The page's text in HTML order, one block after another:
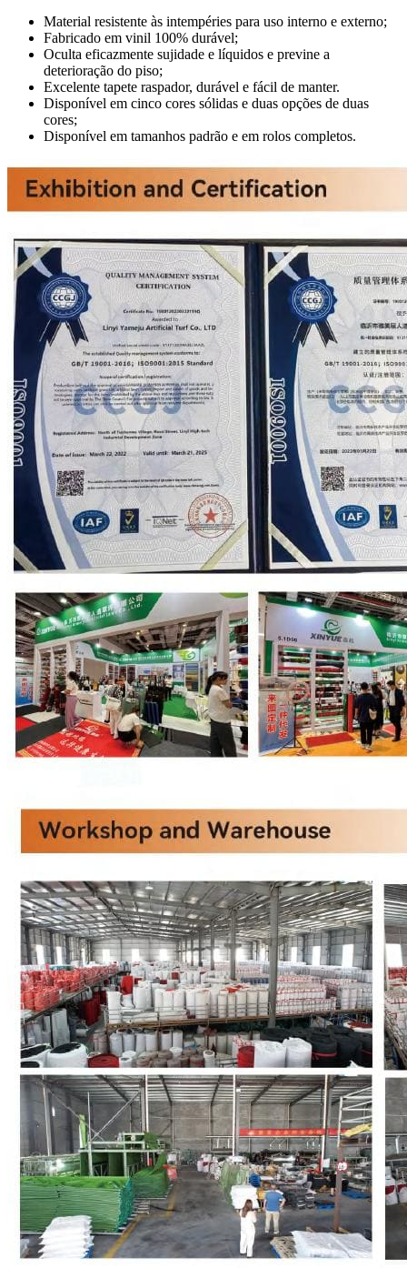
Material resistente às intempéries para uso interno e externo;
Fabricado em vinil 100% durável;
Oculta eficazmente sujidade e líquidos e previne a
deterioração do piso;
Excelente tapete raspador, durável e fácil de manter.
Disponível em cinco cores sólidas e duas opções de duas
cores;
Disponível em tamanhos padrão e em rolos completos.